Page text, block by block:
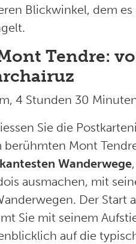
Blickwinkel, dem
Tendre:
4 Stunden 30
Sie die
berühmten Mont
Wanderwege
ausmachen, mit
Der Start
Sie mit seinem
auf die